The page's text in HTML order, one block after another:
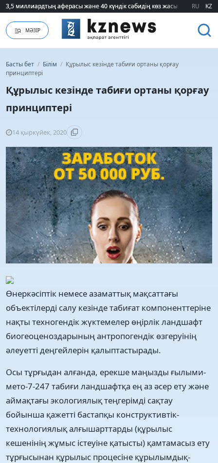
3,5 миллиардтың аферасы және 40 күндік сәбидің көз жасы:
3,5 миллиардтың аферасы және 40 күндік сәбидің көз жасы: RU KZ
МӘЗІР
Басты бет / Білім / Құрылыс кезінде табиғи ортаны қорғау
принциптері
Құрылыс кезінде табиғи ортаны қорғау
принциптері
14 қыркүйек, 2020
Өнеркәсіптік немесе азаматтық мақсаттағы
объектілерді салу кезінде табиғат компоненттеріне
нақты техногендік жүктемелер өңірлік ландшафт
биогеоценоздарының антропогендік өзгеруінің
әлеуетті деңгейлерін қалыптастырады.
Осы тұрғыдан алғанда, ерекше маңызды ғылыми-
мето-7-247 табиғи ландшафтқа ең аз әсер ету және
аймақтағы экологиялық теңгерімді сақтау
бойынша қажетті бастапқы конструктивтік-
технологиялық алғышарттарды (құрылыс
кешенінің жұмыс істеуіне қатысты) қамтамасыз ету
тұрғысынан құрылыс процесіне құрылымдық-